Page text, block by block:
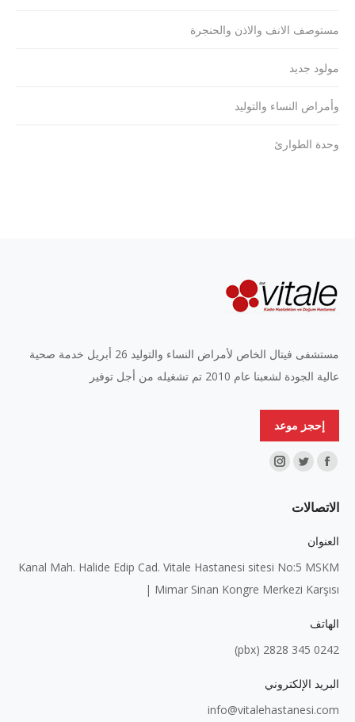
مستوصف الانف والاذن والحنجرة
مولود جديد
وأمراض النساء والتوليد
وحدة الطوارئ
مستشفى فيتال الخاص لأمراض النساء والتوليد 26 أبريل خدمة صحية
عالية الجودة لشعبنا عام 2010 تم تشغيله من أجل توفير
إحجز موعد
Find us on:
Facebook
opens
new
window
Twitter
opens
window
Instagram
window
الاتصالات
العنوان
Kanal Mah. Halide Edip Cad. Vitale Hastanesi sitesi No:5 MSKM
| Mimar Sinan Kongre Merkezi Karşısı
الهاتف
0242 345 2828 (pbx)
البريد الإلكتروني
info@vitalehastanesi.com